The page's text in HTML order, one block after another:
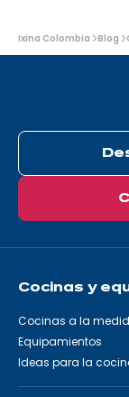
Usted
está
Ixina Colombia Blog
Cocinas y
Cocinas a la
Equipamientos
Ideas para la